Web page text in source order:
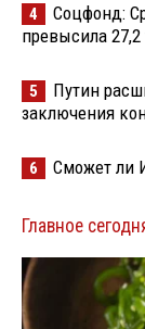
4
Соцфонд:
превысила
5
Путин
заключения
6 Сможет ли
Главное